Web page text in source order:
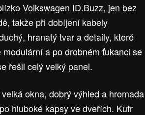
Volkswagen ID.Buzz, jen bez
takže při dobíjení kabely
hranatý tvar a detaily, které
a po drobném ťukanci se
řešil celý velký panel.
okna, dobrý výhled a hromada
hluboké kapsy ve dveřích. Kufr